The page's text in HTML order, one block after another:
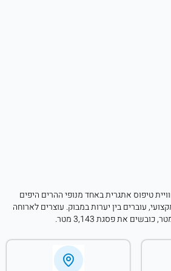
טיפוס אתגרית באחד מנופי ההרים היפים
עוברים בין יערות במבוק. עוצרים לארוחה